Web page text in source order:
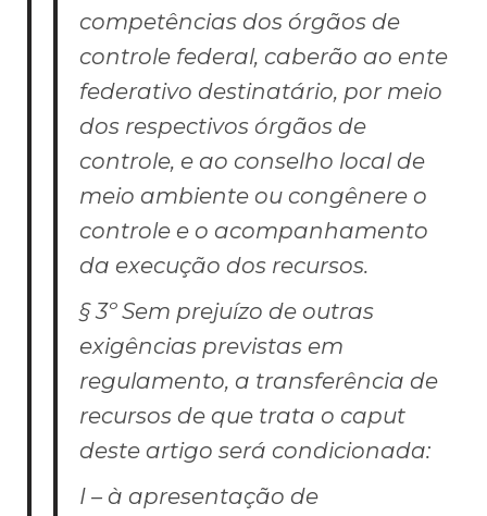
competências dos órgãos de
controle federal, caberão ao ente
federativo destinatário, por meio
dos respectivos órgãos de
controle, e ao conselho local de
meio ambiente ou congênere o
controle e o acompanhamento
da execução dos recursos.
§ 3º Sem prejuízo de outras
exigências previstas em
regulamento, a transferência de
recursos de que trata o caput
deste artigo será condicionada:
I – à apresentação de